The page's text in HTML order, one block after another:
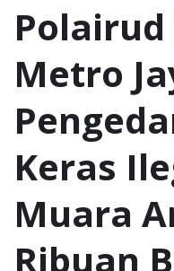
Polairud
Metro
Keras
Muara
Ribuan